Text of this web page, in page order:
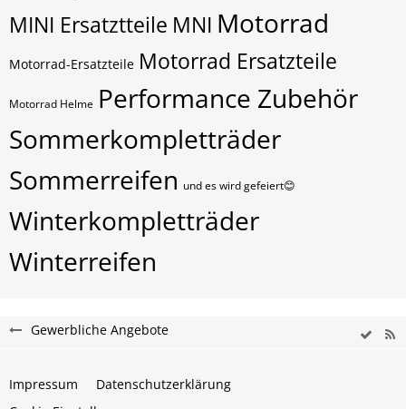
MINI Ersatztteile MNI Motorrad
Motorrad-Ersatzteile Motorrad Ersatzteile
Motorrad Helme Performance Zubehör
Sommerkompletträder
Sommerreifen und es wird gefeiert😊
Winterkompletträder
Winterreifen
Gewerbliche Angebote
Impressum
Datenschutzerklärung